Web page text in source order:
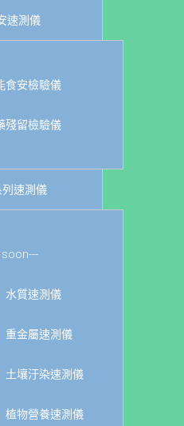
速測儀
食安檢驗儀
殘留檢驗儀
速測儀
soon---
水質速測儀
重金屬速測儀
土壤汙染速測儀
植物營養速測儀